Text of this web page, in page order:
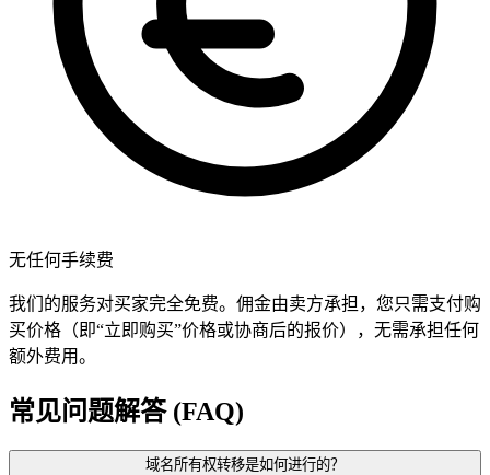
无任何手续费
我们的服务对买家完全免费。佣金由卖方承担，您只需支付购
买价格（即“立即购买”价格或协商后的报价），无需承担任何
额外费用。
常见问题解答 (FAQ)
域名所有权转移是如何进行的？